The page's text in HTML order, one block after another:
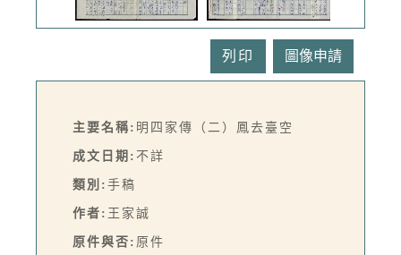
列印
主要名稱: 明四家傳（二）鳳去臺空
成文日期: 不詳
類別: 手稿
作者: 王家誠
原件與否: 原件